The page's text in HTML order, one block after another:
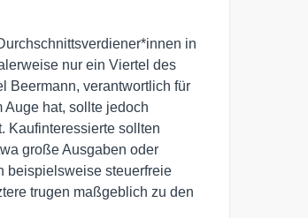
in
nur ein Viertel des
Beermann, verantwortlich für
hat, sollte jedoch
Kaufinteressierte sollten
große Ausgaben oder
beispielsweise steuerfreie
trugen maßgeblich zu den